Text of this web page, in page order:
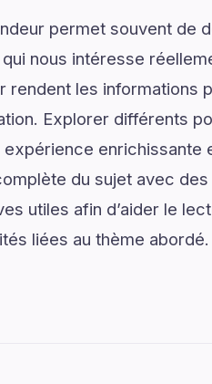
permet souvent de
nous intéresse
rendent les informations
Explorer différents
du sujet avec
utiles afin d’aider le
liées au thème abordé.